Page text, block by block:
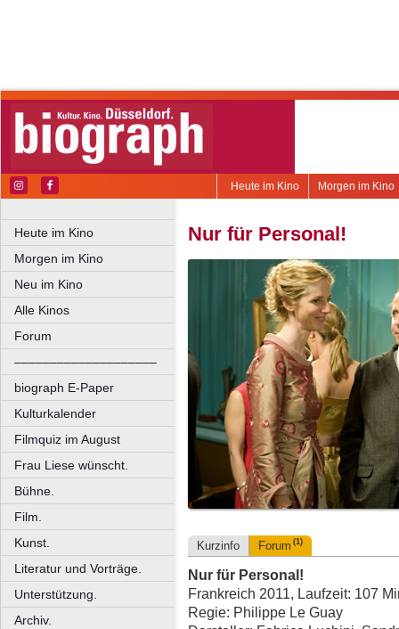
Morgen im Kino
Heute im Kino
Heute im Kino
Morgen im Kino
Neu im Kino
Alle Kinos
Forum
––––––––––––––––––––
biograph E-Paper
Kulturkalender
Filmquiz im August
Frau Liese wünscht.
Bühne.
Film.
Kunst.
Literatur und Vorträge.
Unterstützung.
Archiv.
Nur für Personal!
Kurzinfo Forum (1)
Nur für Personal!
Frankreich 2011, Laufzeit: 107
Regie: Philippe Le Guay